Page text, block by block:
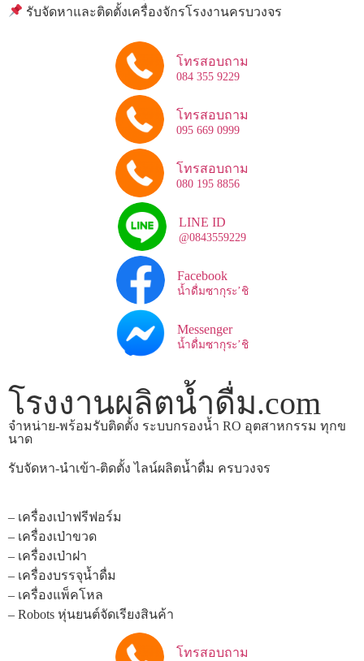
รับจัดหาและติดตั้งเครื่องจักรโรงงานครบวงจร
โทรสอบถาม
084 355 9229
โทรสอบถาม
095 669 0999
โทรสอบถาม
080 195 8856
LINE ID
@0843559229
Facebook
น้ำดื่มซากุระ’ชิ
Messenger
น้ำดื่มซากุระ’ชิ
โรงงานผลิตน้ำดื่ม.com
จำหน่าย-พร้อมรับติดตั้ง ระบบกรองน้ำ RO อุตสาหกรรม ทุกข
นาด
รับจัดหา-นำเข้า-ติดตั้ง ไลน์ผลิตน้ำดื่ม ครบวงจร
– เครื่องเป่าฟรีฟอร์ม
– เครื่องเป่าขวด
– เครื่องเป่าฝา
– เครื่องบรรจุน้ำดื่ม
– เครื่องแพ็คโหล
– Robots หุ่นยนต์จัดเรียงสินค้า
โทรสอบถาม